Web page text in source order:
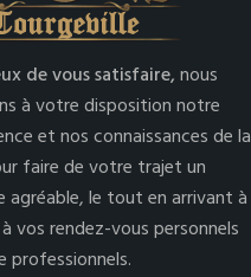
de vous satisfaire,nous
à votre disposition notre
et nos connaissances de la
faire de votre trajet un
agréable, le tout en arrivant à
à vos rendez-vous personnels
professionnels.